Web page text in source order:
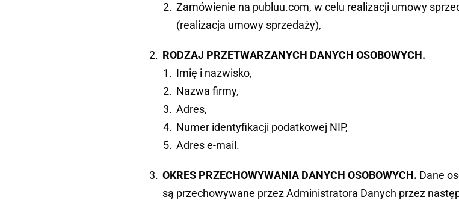
Zamówienie na publuu.com, w celu realizacji umowy
(realizacja umowy sprzedaży),
RODZAJ PRZETWARZANYCH DANYCH OSOBOWYCH.
Imię i nazwisko,
Nazwa firmy,
Adres,
Numer identyfikacji podatkowej NIP,
Adres e-mail.
OKRES PRZECHOWYWANIA DANYCH OSOBOWYCH. Dane
są przechowywane przez Administratora Danych przez